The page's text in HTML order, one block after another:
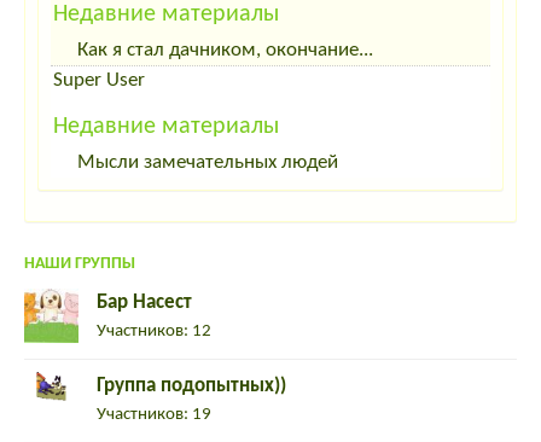
Звероводство
Звероводство
Павлины и фазаны
Индейки
Кормление и содержание взрослых индеек,
Недавние материалы
Как я стал дачником, окончание...
Super User
Недавние материалы
Мысли замечательных людей
НАШИ ГРУППЫ
Бар Насест
Участников: 12
Группа подопытных))
Участников: 19